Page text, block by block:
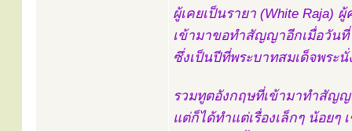
ผู้เคยเป็นรายา (White Raja)
เข้ามาขอทำสัญญาอีกเมื่อวัน
ซึ่งเป็นปีที่พระบาทสมเด็จพระ
รวมทูตอังกฤษที่เข้ามาทำสัญญ
แต่ก็ได้ทำแต่เรื่องเล็กๆ น้อยๆ